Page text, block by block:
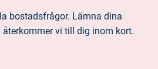
bostadsfrågor. Lämna dina
vi till dig inom kort.